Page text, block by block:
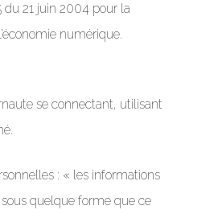
du 21 juin 2004 pour la
numérique.
se connectant, utilisant
: « les informations
quelque forme que ce